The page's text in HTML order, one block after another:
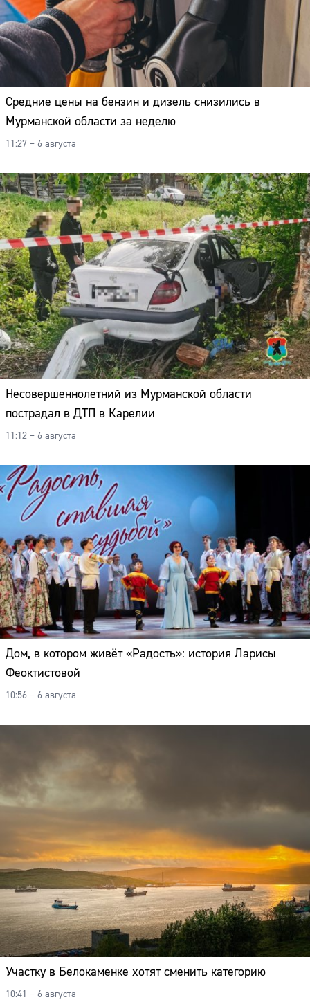
Средние цены на бензин и дизель снизились в
Мурманской области за неделю
11:27 – 6 августа
Несовершеннолетний из Мурманской области
пострадал в ДТП в Карелии
11:12 – 6 августа
Дом, в котором живёт «Радость»: история Ларисы
Феоктистовой
10:56 – 6 августа
Участку в Белокаменке хотят сменить категорию
10:41 – 6 августа